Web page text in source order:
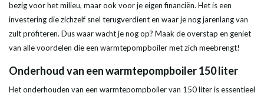
bezig voor het milieu, maar ook voor je eigen financiën. Het is een
investering die zichzelf snel terugverdient en waar je nog jarenlang van
zult profiteren. Dus waar wacht je nog op? Maak de overstap en geniet
van alle voordelen die een warmtepompboilermet zich meebrengt!
Onderhoud van eenwarmtepompboiler150liter
Het onderhouden van een warmtepompboilervan 150literis essentieel